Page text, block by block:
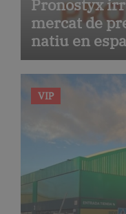
Pronostyx
mercat de
natiu en
VIP